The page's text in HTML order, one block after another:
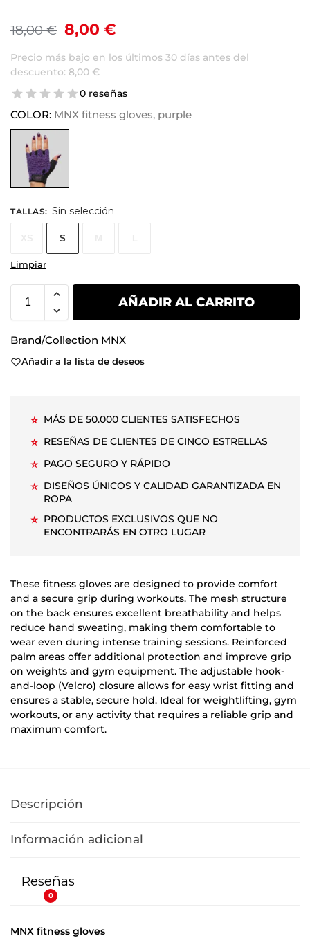
18,00€ 8,00 €
Precio más bajo en los últimos 30 días antes del
descuento: 8,00 €
0 reseñas
COLOR: MNX fitness gloves, purple
TALLAS: Sin selección
S
Limpiar
AÑADIR AL CARRITO
Brand/Collection MNX
Añadir a la lista de deseos
⭐ MÁS DE 50.000 CLIENTES SATISFECHOS
⭐ RESEÑAS DE CLIENTES DE CINCO ESTRELLAS
⭐ PAGO SEGURO Y RÁPIDO
⭐ DISEÑOS ÚNICOS Y CALIDAD GARANTIZADA EN
ROPA
⭐ PRODUCTOS EXCLUSIVOS QUE NO
ENCONTRARÁS EN OTRO LUGAR
These fitness gloves are designed to provide comfort
and a secure grip during workouts. The mesh structure
on the back ensures excellent breathability and helps
reduce hand sweating, making them comfortable to
wear even during intense training sessions. Reinforced
palm areas offer additional protection and improve grip
on weights and gym equipment. The adjustable hook-
and-loop (Velcro) closure allows for easy wrist fitting and
ensures a stable, secure hold. Ideal for weightlifting, gym
workouts, or any activity that requires a reliable grip and
maximum comfort.
Descripción
Información adicional
Reseñas
0
MNX fitness gloves